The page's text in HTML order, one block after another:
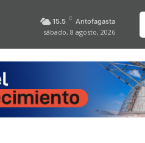
15.5 C Antofagasta
sábado, 8 agosto, 2026